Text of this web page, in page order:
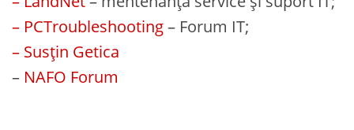
– PCTroubleshooting– Forum IT;
– Susțin Getica
– NAFO Forum